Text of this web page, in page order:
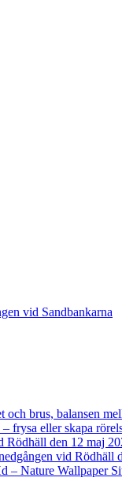
vid Sandbankarna
brus, balansen
frysa eller skapa
Rödhäll den 12 maj
vid Rödhäll
– Nature Wallpaper